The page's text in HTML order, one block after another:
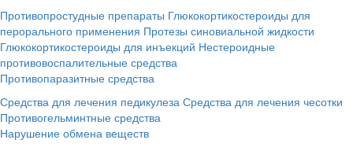
Противопростудные препараты Глюкокортикостероиды для
перорального применения Протезы синовиальной жидкости
Глюкокортикостероиды для инъекций Нестероидные
противовоспалительные средства
Противопаразитные средства
Средства для лечения педикулеза Средства для лечения чесотки
Противогельминтные средства
Нарушение обмена веществ